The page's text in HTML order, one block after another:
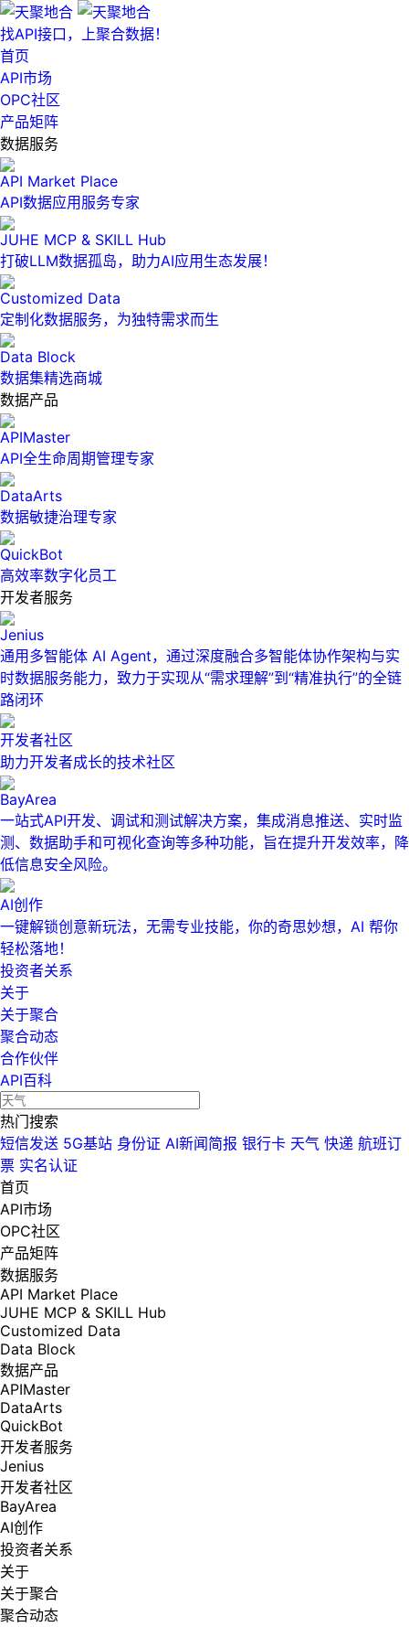
找API接口，上聚合数据！
首页
API市场
OPC社区
产品矩阵
数据服务
API Market Place
API数据应用服务专家
JUHE MCP & SKILL Hub
打破LLM数据孤岛，助力AI应用生态发展！
Customized Data
定制化数据服务，为独特需求而生
Data Block
数据集精选商城
数据产品
APIMaster
API全生命周期管理专家
DataArts
数据敏捷治理专家
QuickBot
高效率数字化员工
开发者服务
Jenius
通用多智能体 AI Agent，通过深度融合多智能体协作架构与实
时数据服务能力，致力于实现从“需求理解”到“精准执行”的全链
路闭环
开发者社区
助力开发者成长的技术社区
BayArea
一站式API开发、调试和测试解决方案，集成消息推送、实时监
测、数据助手和可视化查询等多种功能，旨在提升开发效率，降
低信息安全风险。
AI创作
一键解锁创意新玩法，无需专业技能，你的奇思妙想，AI 帮你
轻松落地！
投资者关系
关于
关于聚合
聚合动态
合作伙伴
API百科
热门搜索
短信发送 5G基站 身份证 AI新闻简报 银行卡 天气 快递 航班订
票 实名认证
首页
API市场
OPC社区
产品矩阵
数据服务
API Market Place
JUHE MCP & SKILL Hub
Customized Data
Data Block
数据产品
APIMaster
DataArts
QuickBot
开发者服务
Jenius
开发者社区
BayArea
AI创作
投资者关系
关于
关于聚合
聚合动态